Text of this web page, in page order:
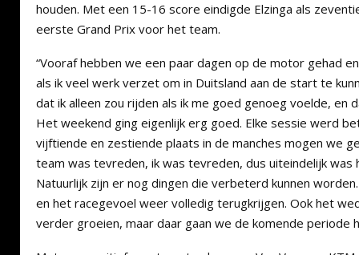
houden. Met een 15-16 score eindigde Elzinga als
eerste Grand Prix voor het team.
“Vooraf hebben we een paar dagen op de motor gehad
als ik veel werk verzet om in Duitsland aan de start te
dat ik alleen zou rijden als ik me goed genoeg voelde, en
Het weekend ging eigenlijk erg goed. Elke sessie werd
vijftiende en zestiende plaats in de manches mogen we
team was tevreden, ik was tevreden, dus uiteindelijk was
Natuurlijk zijn er nog dingen die verbeterd kunnen
en het racegevoel weer volledig terugkrijgen. Ook het
verder groeien, maar daar gaan we de komende periode